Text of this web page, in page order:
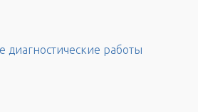
диагностические работы